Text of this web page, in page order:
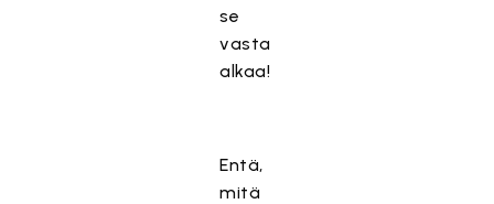
se
vasta
alkaa!
Entä,
mitä